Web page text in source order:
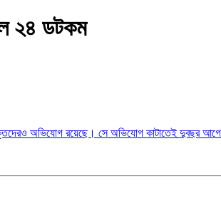
২৪ ডটকম
ভক্তদেরও অভিযোগ রয়েছে। সে অভিযোগ কাটাতেই দুবছর